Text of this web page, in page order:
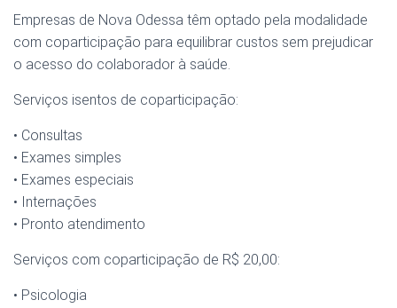
Empresas de Nova Odessa têm optado pela modalidade
com coparticipação para equilibrar custos sem prejudicar
o acesso do colaborador à saúde.
Serviços isentos de coparticipação:
• Consultas
• Exames simples
• Exames especiais
• Internações
• Pronto atendimento
Serviços com coparticipação de R$ 20,00:
• Psicologia